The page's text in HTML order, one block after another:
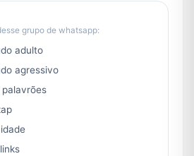
grupo de whatsapp:
adulto
agressivo
palavrões